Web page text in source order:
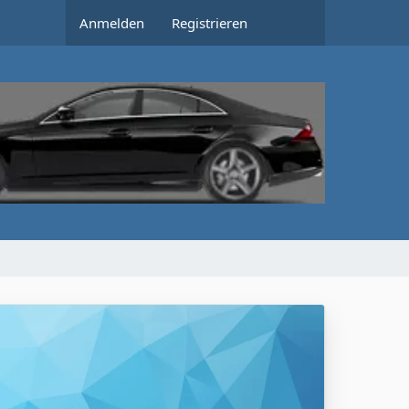
Anmelden Registrieren